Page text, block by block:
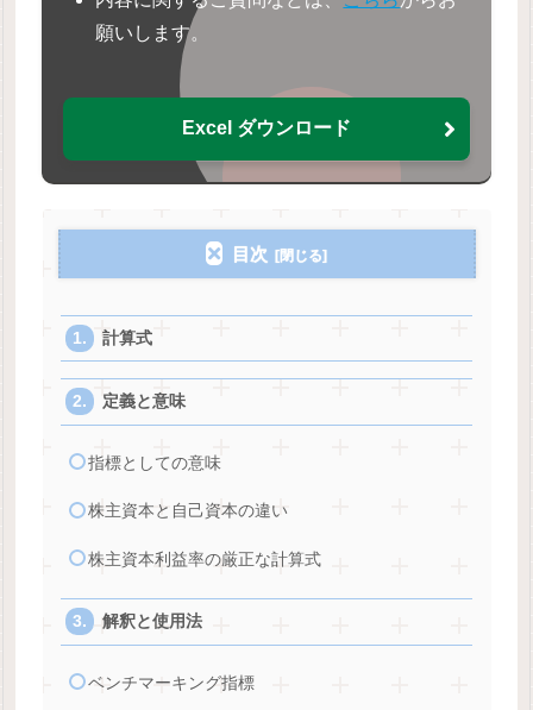
願いします。
Excel ダウンロード
目次
計算式
定義と意味
指標としての意味
株主資本と自己資本の違い
株主資本利益率の厳正な計算式
解釈と使用法
ベンチマーキング指標